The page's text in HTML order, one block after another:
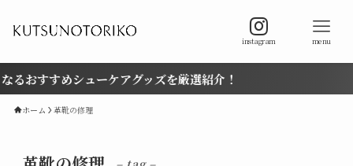
instagram menu
おすすめシューケアグッズを厳選紹介！
ホーム 革靴の修理